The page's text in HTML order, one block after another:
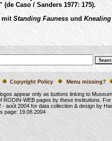
(de Caso / Sanders 1977: 175).
mitStanding Faunessund
Copyright Policy Menu missing?
appear only as buttons linking to
RODIN-WEB pages by these institutions.
-août 2004for data collection & design by
page:19.08.2004